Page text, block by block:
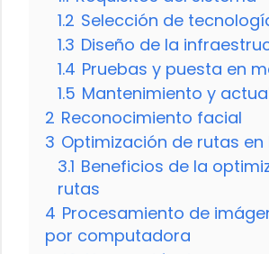
1.2 Selección de
1.3 Diseño de la
1.4 Pruebas y puesta en
1.5 Mantenimiento y
2 Reconocimiento facial
3 Optimización de rutas
3.1 Beneficios de la
rutas
4 Procesamiento de
por computadora